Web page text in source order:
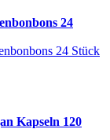
24
Kapseln 120